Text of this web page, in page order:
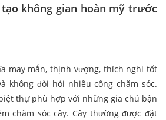
tạo không gian hoàn mỹ trước
may mắn, thịnh vượng, thích nghi tốt
không đòi hỏi nhiều công chăm sóc.
thự phù hợp với những gia chủ bận
chăm sóc cây. Cây thường được đặt